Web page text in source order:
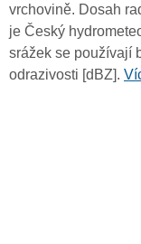
vrchovině. Dosah
je Český
srážek se používají
odrazivosti [dBZ].